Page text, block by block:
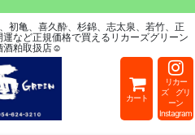
初亀、喜久酔、杉錦、志太泉、若竹、正
など正規価格で買えるリカーズグリーン
酒粕取扱店☺
カート
リカー
ズ グリ
ーン
Instagram